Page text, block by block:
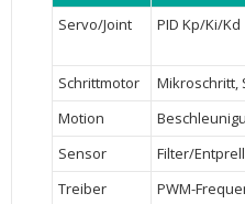
Servo/Joint
PID Kp/Ki/Kd
Schrittmotor
Mikroschritt,
Motion
Sensor
Filter/
Treiber
PWM-